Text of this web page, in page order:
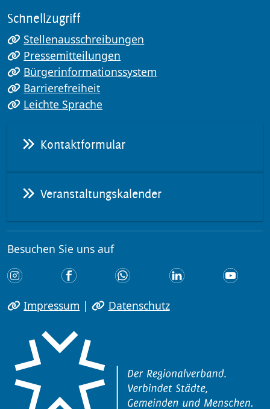
Schnellzugriff
Stellenausschreibungen
Pressemitteilungen
Bürgerinformationssystem
Barrierefreiheit
Leichte Sprache
Kontaktformular
Veranstaltungskalender
Besuchen Sie uns auf
Impressum | Datenschutz